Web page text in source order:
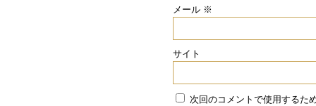
メール ※
サイト
次回のコメントで使用するた